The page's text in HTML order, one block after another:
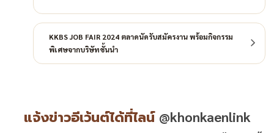
KKBS JOB FAIR 2024 ตลาดนัดรับสมัครงาน พร้อมกิจกรรม
พิเศษจากบริษัทชั้นนำ
แจ้งข่าวอีเว้นต์ได้ที่ไลน์ @khonkaenlink